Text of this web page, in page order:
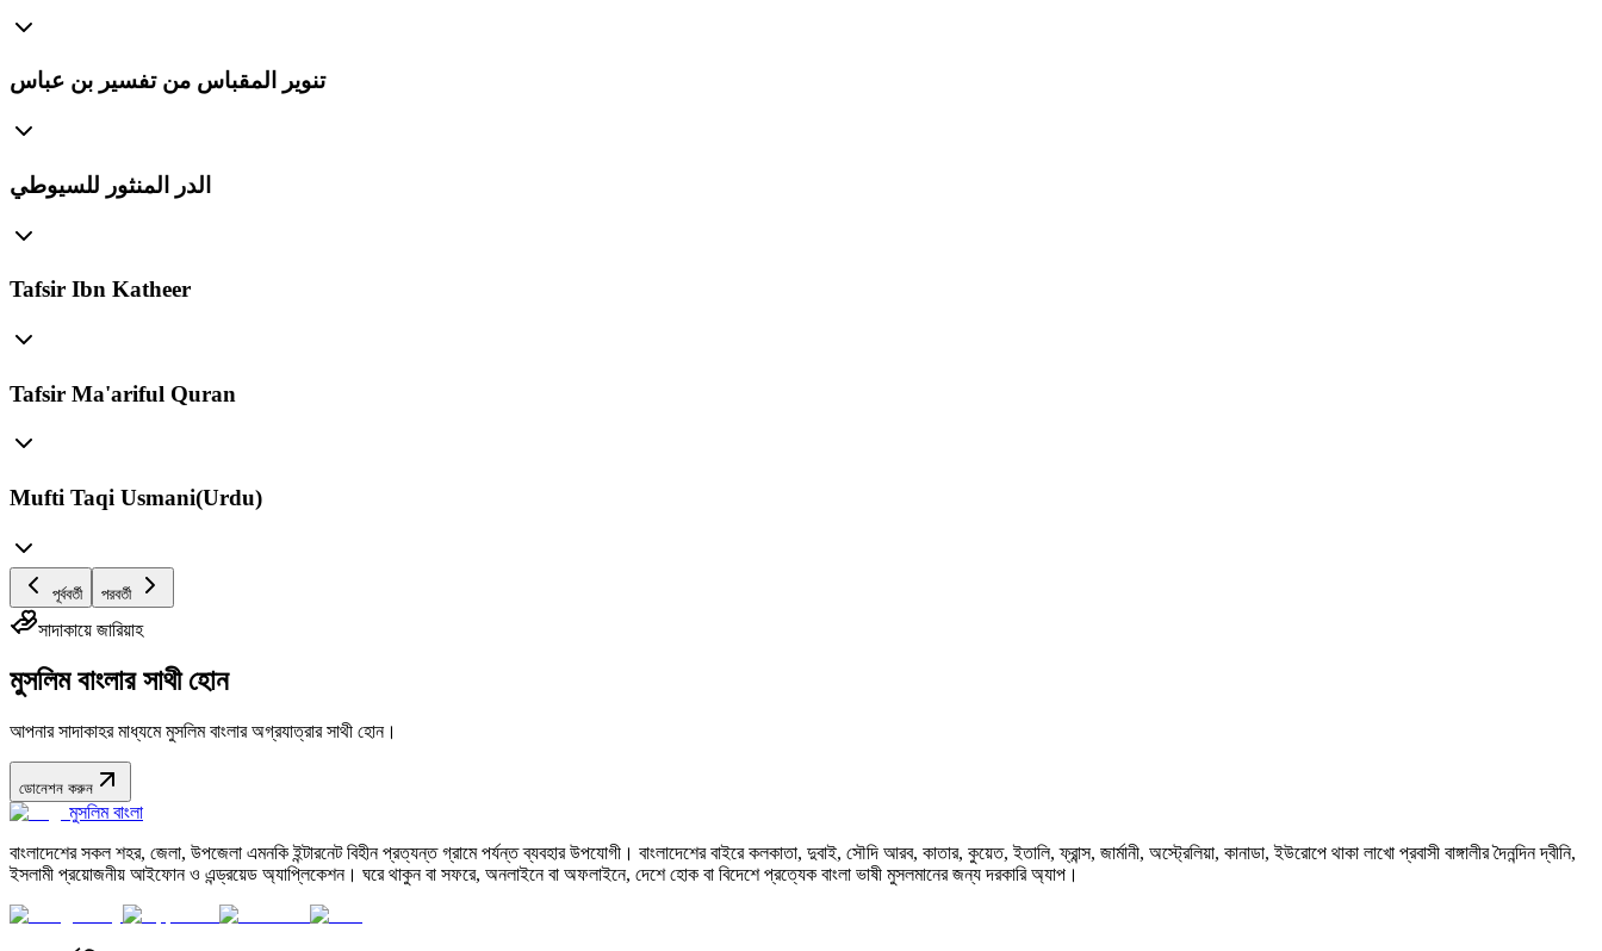
تنوير المقباس من تفسير بن عباس
الدر المنثور للسيوطي
Tafsir Ibn Katheer
Tafsir Ma'ariful Quran
Mufti Taqi Usmani(Urdu)
পূর্ববর্তী পরবর্তী
সাদাকায়ে জারিয়াহ
মুসলিম বাংলার সাথী হোন
আপনার সাদাকাহর মাধ্যমে মুসলিম বাংলার অগ্রযাত্রার সাথী হোন।
ডোনেশন করুন
মুসলিম বাংলা
বাংলাদেশের সকল শহর, জেলা, উপজেলা এমনকি ইন্টারনেট বিহীন প্রত্যন্ত গ্রামে পর্যন্ত ব্যবহার উপযোগী। বাংলাদেশের বাইরে কলকাতা, দুবাই, সৌদি আরব, কাতার, কুয়েত, ইতালি, ফ্রান্স, জার্মানী, অস্ট্রেলিয়া, কানাডা, ইউরোপে থাকা লাখো প্রবাসী বাঙ্গালীর দৈনন্দিন দ্বীনি,
ইসলামী প্রয়োজনীয় আইফোন ও এন্ড্রয়েড অ্যাপ্লিকেশন। ঘরে থাকুন বা সফরে, অনলাইনে বা অফলাইনে, দেশে হোক বা বিদেশে প্রত্যেক বাংলা ভাষী মুসলমানের জন্য দরকারি অ্যাপ।